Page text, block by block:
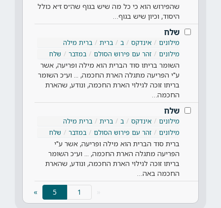
שהפירוש הוא כי כל מה שיש בגוף שה״ס ז״א כולל
היסוד, וכיון שיש בגוף…
שלח
מילונים אינדקס ב ברית
ברית מילה
מילונים
זהר עם פירוש הסולם במדבר שלח
השומר בריתו סוד הברית הוא מילה ופריעה, אשר
ע"י הפריעה מתגלה הארת החכמה, ... וע״כ השומר
בריתו זוכה לגילוי הארת החכמה, ונודע, שהארת
החכמה…
שלח
מילונים אינדקס ב ברית
ברית מילה
מילונים
זהר עם פירוש הסולם במדבר שלח
ברית סוד הברית הוא מילה ופריעה, אשר ע"י
הפריעה מתגלה הארת החכמה, ... וע״כ השומר
בריתו זוכה לגילוי הארת החכמה, ונודע, שהארת
החכמה באה…
5
»